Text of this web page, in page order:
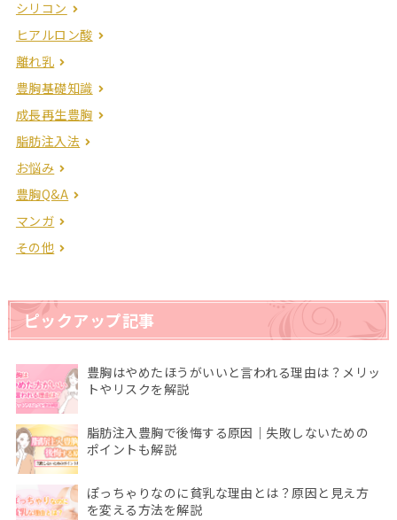
シリコン
ヒアルロン酸
離れ乳
豊胸基礎知識
成長再生豊胸
脂肪注入法
お悩み
豊胸Q&A
マンガ
その他
ピックアップ記事
豊胸はやめたほうがいいと言われる理由は？メリッ
トやリスクを解説
脂肪注入豊胸で後悔する原因｜失敗しないための
ポイントも解説
ぽっちゃりなのに貧乳な理由とは？原因と見え方
を変える方法を解説